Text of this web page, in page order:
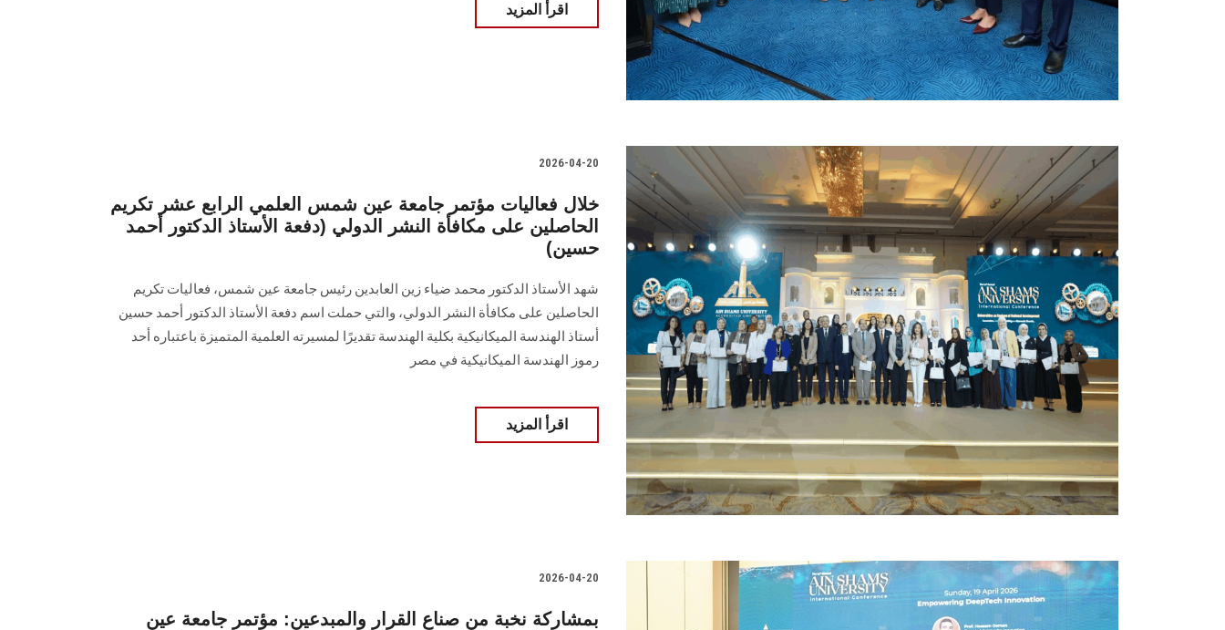
اقرأ المزيد
2026-04-20
خلال فعاليات مؤتمر جامعة عين شمس العلمي الرابع عشر تكريم
الحاصلين على مكافأة النشر الدولي (دفعة الأستاذ الدكتور أحمد
حسين)
شهد الأستاذ الدكتور محمد ضياء زين العابدين رئيس جامعة عين شمس، فعاليات تكريم
الحاصلين على مكافأة النشر الدولي، والتي حملت اسم دفعة الأستاذ الدكتور أحمد حسين
أستاذ الهندسة الميكانيكية بكلية الهندسة تقديرًا لمسيرته العلمية المتميزة باعتباره أحد
رموز الهندسة الميكانيكية في مصر
اقرأ المزيد
2026-04-20
بمشاركة نخبة من صناع القرار والمبدعين: مؤتمر جامعة عين